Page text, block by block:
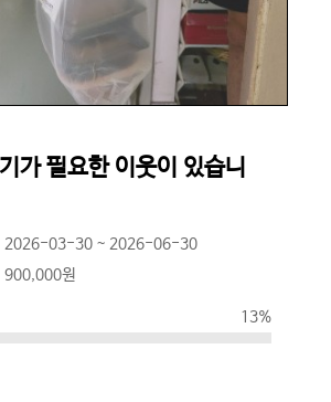
가 필요한 이웃이 있습니
2026-03-30 ~ 2026-06-30
900,000원
13%